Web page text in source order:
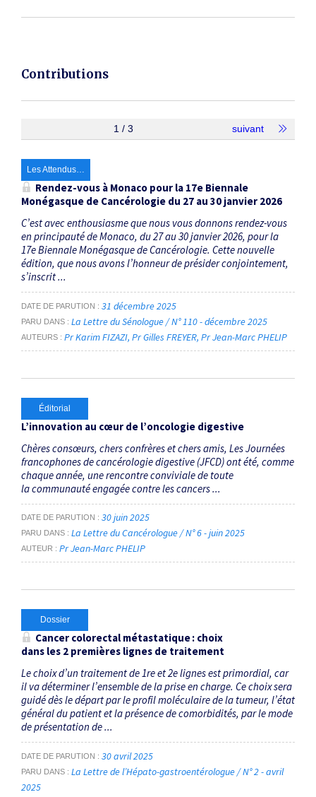
Contributions
1 / 3 suivant
Les Attendus…
Rendez-vous à Monaco pour la 17e Biennale
Monégasque de Cancérologie du 27 au 30 janvier 2026
C’est avec enthousiasme que nous vous donnons rendez-vous
en principauté de Monaco, du 27 au 30 janvier 2026, pour la
17e Biennale Monégasque de Cancérologie. Cette nouvelle
édition, que nous avons l’honneur de présider conjointement,
s’inscrit ...
DATE DE PARUTION 31 décembre 2025
PARU DANS La Lettre du Sénologue / N° 110 - décembre 2025
AUTEURS Pr Karim FIZAZI Pr Gilles FREYER Pr Jean-Marc PHELIP
Éditorial
L’innovation au cœur de l’oncologie digestive
Chères consœurs, chers confrères et chers amis, Les Journées
francophones de cancérologie digestive (JFCD) ont été, comme
chaque année, une rencontre conviviale de toute
la communauté engagée contre les cancers ...
DATE DE PARUTION 30 juin 2025
PARU DANS La Lettre du Cancérologue / N° 6 - juin 2025
AUTEUR Pr Jean-Marc PHELIP
Dossier
Cancer colorectal métastatique : choix
dans les 2 premières lignes de traitement
Le choix d’un traitement de 1re et 2e lignes est primordial, car
il va déterminer l’ensemble de la prise en charge. Ce choix sera
guidé dès le départ par le profil moléculaire de la tumeur, l’état
général du patient et la présence de comorbidités, par le mode
de présentation de ...
DATE DE PARUTION 30 avril 2025
PARU DANS
La Lettre de l’Hépato-gastroentérologue / N° 2 - avril
2025